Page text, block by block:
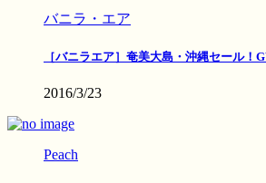
バニラ・エア
［バニラエア］奄美大島・沖縄セール！
2016/3/23
Peach